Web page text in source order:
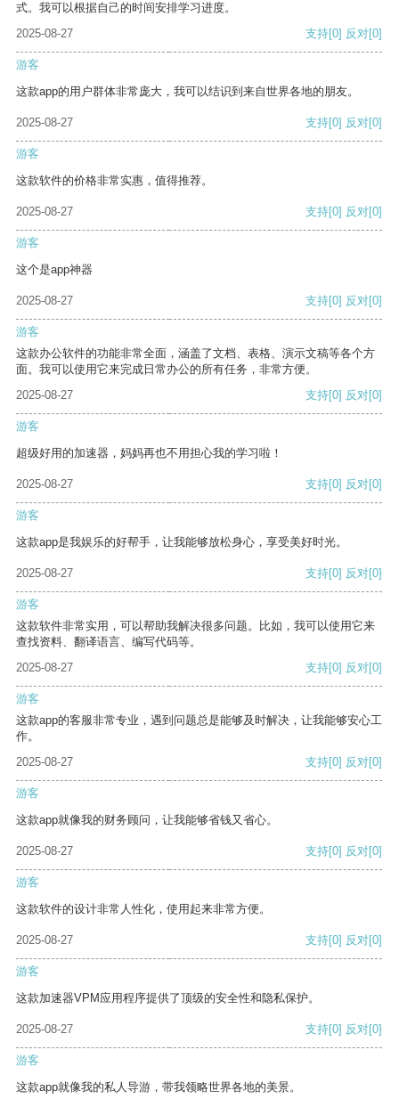
式。我可以根据自己的时间安排学习进度。
2025-08-27
支持[0] 反对[0]
游客
这款app的用户群体非常庞大，我可以结识到来自世界各地的朋友。
2025-08-27 支持[0] 反对[0]
游客
这款软件的价格非常实惠，值得推荐。
2025-08-27 支持[0] 反对[0]
游客
这个是app神器
2025-08-27 支持[0] 反对[0]
游客
这款办公软件的功能非常全面，涵盖了文档、表格、演示文稿等各个方
面。我可以使用它来完成日常办公的所有任务，非常方便。
2025-08-27
支持[0] 反对[0]
游客
超级好用的加速器，妈妈再也不用担心我的学习啦！
2025-08-27 支持[0] 反对[0]
游客
这款app是我娱乐的好帮手，让我能够放松身心，享受美好时光。
2025-08-27 支持[0] 反对[0]
游客
这款软件非常实用，可以帮助我解决很多问题。比如，我可以使用它来
查找资料、翻译语言、编写代码等。
2025-08-27
支持[0] 反对[0]
游客
这款app的客服非常专业，遇到问题总是能够及时解决，让我能够安心工
作。
2025-08-27
支持[0] 反对[0]
游客
这款app就像我的财务顾问，让我能够省钱又省心。
2025-08-27 支持[0] 反对[0]
游客
这款软件的设计非常人性化，使用起来非常方便。
2025-08-27 支持[0] 反对[0]
游客
这款加速器VPM应用程序提供了顶级的安全性和隐私保护。
2025-08-27 支持[0] 反对[0]
游客
这款app就像我的私人导游，带我领略世界各地的美景。